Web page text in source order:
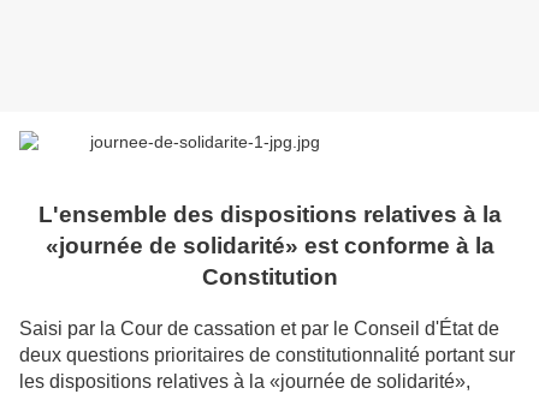
L'ensemble des dispositions relatives à la
«journée de solidarité» est conforme à la
Constitution
Saisi par la Cour de cassation et par le Conseil d'État de
deux questions prioritaires de constitutionnalité portant sur
les dispositions relatives à la «journée de solidarité»,